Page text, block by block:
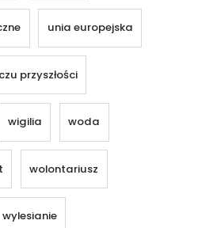
unia europejska
przyszłości
wigilia woda
wolontariusz
wylesianie